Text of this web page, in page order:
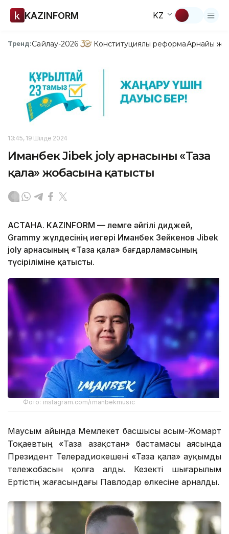
KAZINFORM KZ
Тренд:Сайлау-2026 Конституциялық реформаАрнайы
13:45, 19 Шілде 2024
Иманбек Jibek joly арнасының «Таза
қала» жобасына қатысты
АСТАНА. KAZINFORM — Әлемге әйгілі диджей,
Grammy жүлдесінің иегері Иманбек Зейкенов Jibek
joly арнасының «Таза қала» бағдарламасының
түсіріліміне қатысты.
Фото: instagram.com/imanbekmusic
Маусым айында Мемлекет басшысы Қасым-Жомарт
Тоқаевтың «Таза Қазақстан» бастамасы аясында
Президент Телерадиокешені «Таза қала» ауқымды
тележобасын қолға алды. Кезекті шығарылым
Ертістің жағасындағы Павлодар өлкесіне арналды.